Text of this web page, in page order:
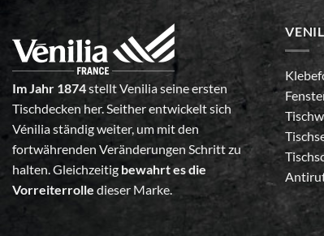
Im Jahr 1874stellt Venilia seine ersten
Tischdecken her. Seither entwickelt sich
Vénilia ständig weiter, um mit den
fortwährenden Veränderungen Schritt zu
halten. Gleichzeitig bewahrt es die
Vorreiterrolle dieser Marke.